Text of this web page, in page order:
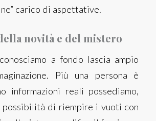
carico di aspettative.
novità e del mistero
a fondo lascia ampio
Più una persona è
informazioni reali possediamo,
possibilità di riempire i vuoti con